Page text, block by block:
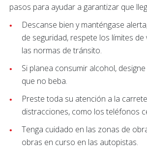
pasos para ayudar a garantizar que
Descanse bien y manténgase
de seguridad, respete los límites de
las normas de tránsito.
Si planea consumir alcohol,
que no beba.
Preste toda su atención a la
distracciones, como los teléfonos
Tenga cuidado en las zonas de
obras en curso en las autopistas.